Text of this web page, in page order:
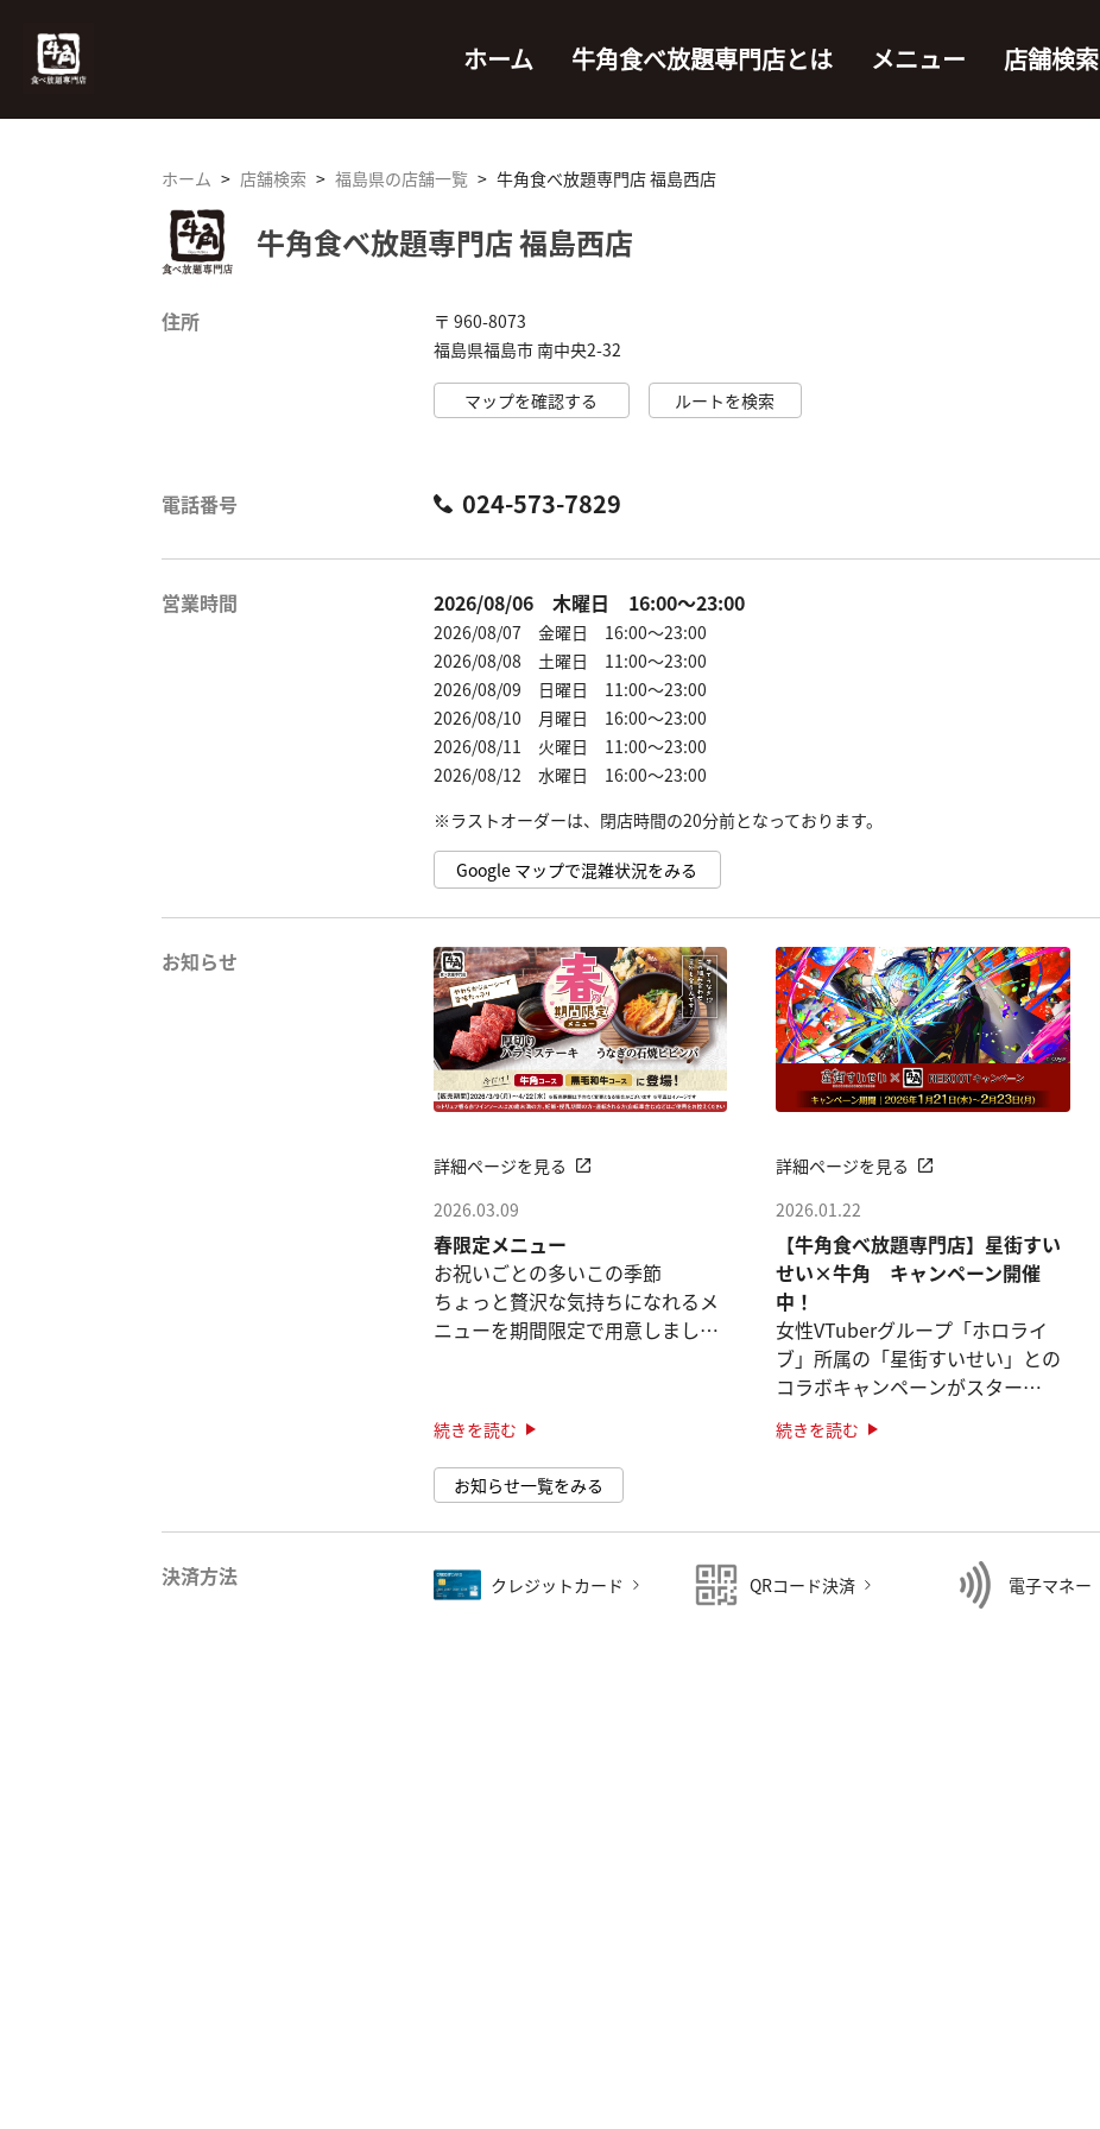
ホーム 牛角食べ放題専門店とは メニュー 店舗検索
ホーム > 店舗検索 > 福島県の店舗一覧 > 牛角食べ放題専門店 福島西店
牛角食べ放題専門店 福島西店
住所
〒 960-8073
福島県福島市 南中央2-32
マップを確認する ルートを検索
電話番号 024-573-7829
営業時間 2026/08/06 木曜日 16:00～23:00
2026/08/07 金曜日 16:00～23:00
2026/08/08 土曜日 11:00～23:00
2026/08/09 日曜日 11:00～23:00
2026/08/10 月曜日 16:00～23:00
2026/08/11 火曜日 11:00～23:00
2026/08/12 水曜日 16:00～23:00
Google マップで混雑状況をみる
お知らせ
詳細ページを見る
2026.03.09
春限定メニュー
お祝いごとの多いこの季節
ちょっと贅沢な気持ちになれるメ
ニューを期間限定で用意しました
ス」が対象です。
●焼肉×うなぎ「うなぎの石焼ビ
ビンバ」
焼肉の定番、石焼ビビン ···
続きを読む
詳細ページを見る
2026.01.22
【牛角食べ放題専門店】星街すい
せい×牛角 キャンペーン開催
中！
女性VTuberグループ「ホロライ
ブ」所属の「星街すいせい」との
コラボキャンペーンがスター
ト！！
「星街すいせいセレクト盛り」
さらに！オリジナルステッ ···
続きを読む
お知らせ一覧をみる
決済方法 クレジットカード QRコード決済 電子マネー